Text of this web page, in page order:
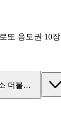
또 응모권 10장
더블스콘